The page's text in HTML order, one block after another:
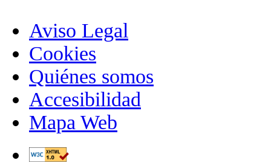
Aviso Legal
Cookies
Quiénes somos
Accesibilidad
Mapa Web